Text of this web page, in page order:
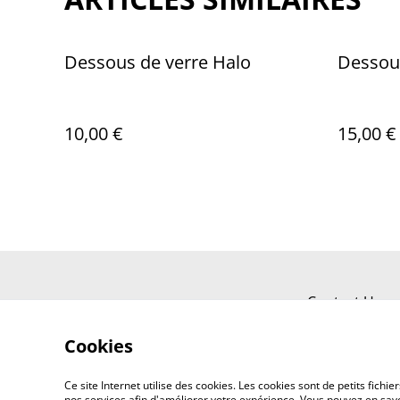
Dessous de verre Halo
10,00 € 15,00 €
Contact Us
Cookies
Ce site Internet utilise des cookies. Les cookies sont de petits